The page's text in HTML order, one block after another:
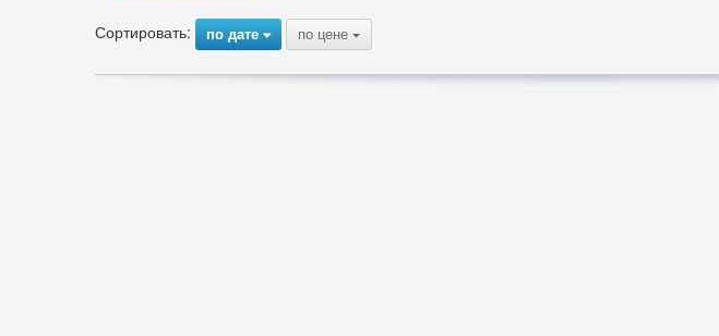
Сортировать: по дате{ по цене {